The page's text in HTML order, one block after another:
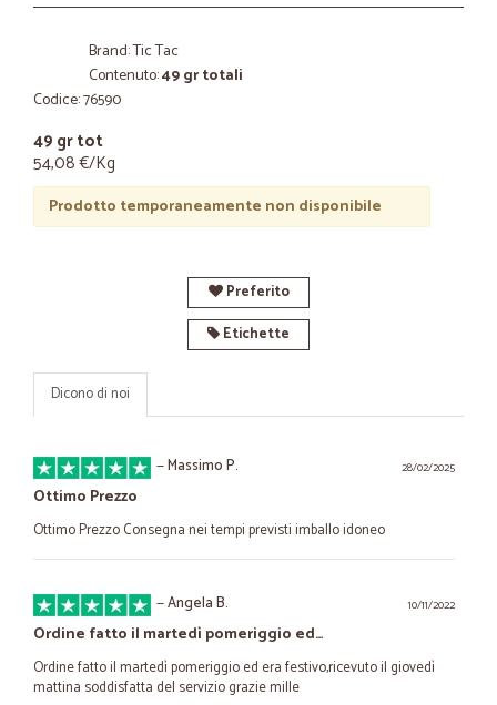
Brand: Tic Tac
Contenuto:49 gr totali
Codice: 76590
49 gr tot
54,08 €/Kg
Prodotto temporaneamente non disponibile
Preferito
Etichette
Dicono di noi
28/02/2025
—Massimo P.
Ottimo Prezzo
Ottimo Prezzo Consegna nei tempi previsti imballo idoneo
10/11/2022
—Angela B.
Ordine fatto il martedì pomeriggio ed…
Ordine fatto il martedì pomeriggio ed era festivo,ricevuto il giovedì
mattina soddisfatta del servizio grazie mille